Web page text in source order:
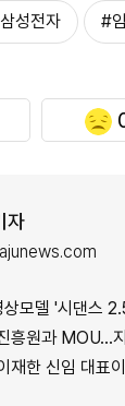
성전자 #
자
'시댄스 2.5' 앞세
과 MOU…지역 게임
재한 신임 대표